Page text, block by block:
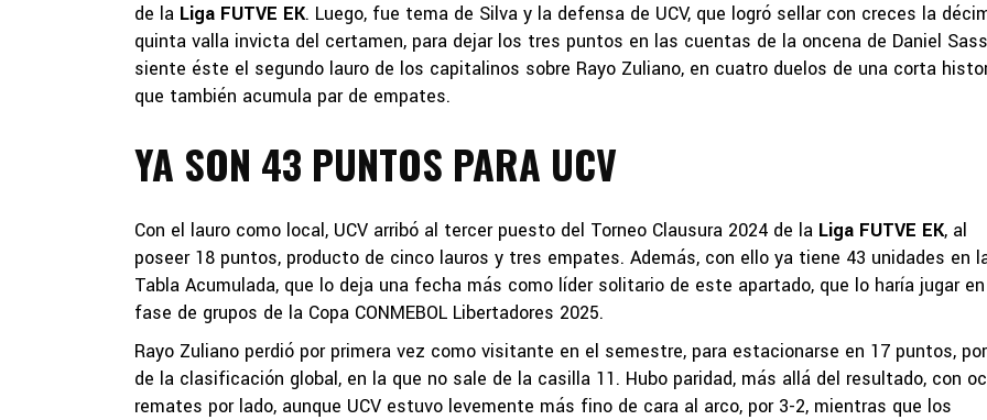
de la Liga FUTVE EK. Luego, fue tema de Silva y la defensa de UCV, que logró sellar con creces la
quinta valla invicta del certamen, para dejar los tres puntos en las cuentas de la oncena de Daniel
siente éste el segundo lauro de los capitalinos sobre Rayo Zuliano, en cuatro duelos de una corta
que también acumula par de empates.
YA SON 43 PUNTOS PARA UCV
Con el lauro como local, UCV arribó al tercer puesto del Torneo Clausura 2024 de la Liga FUTVE EK, al
poseer 18 puntos, producto de cinco lauros y tres empates. Además, con ello ya tiene 43 unidades en
Tabla Acumulada, que lo deja una fecha más como líder solitario de este apartado, que lo haría jugar
fase de grupos de la Copa CONMEBOL Libertadores 2025.
Rayo Zuliano perdió por primera vez como visitante en el semestre, para estacionarse en 17 puntos,
de la clasificación global, en la que no sale de la casilla 11. Hubo paridad, más allá del resultado, con
remates por lado, aunque UCV estuvo levemente más fino de cara al arco, por 3-2, mientras que los